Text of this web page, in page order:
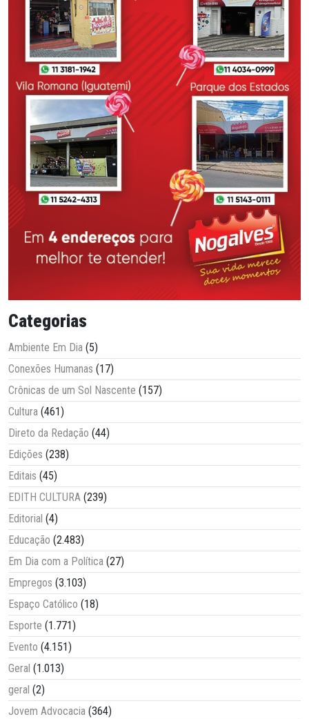
Categorias
Ambiente Em Dia (5)
Conexões Humanas (17)
Crônicas de um Sol Nascente (157)
Cultura (461)
Direto da Redação (44)
Edições (238)
Editais (45)
EDITH CULTURA (239)
Editorial (4)
Educação (2.483)
Em Dia com a Política (27)
Empregos (3.103)
Espaço Católico (18)
Esporte (1.771)
Evento (4.151)
Geral (1.013)
geral (2)
Jovem Advocacia (364)